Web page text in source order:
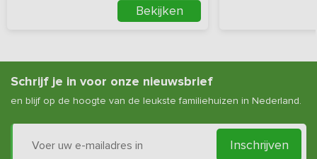
Bekijken
Schrijf je in voor onze nieuwsbrief
en blijf op de hoogte van de leukste familiehuizen in Nederland.
Inschrijven